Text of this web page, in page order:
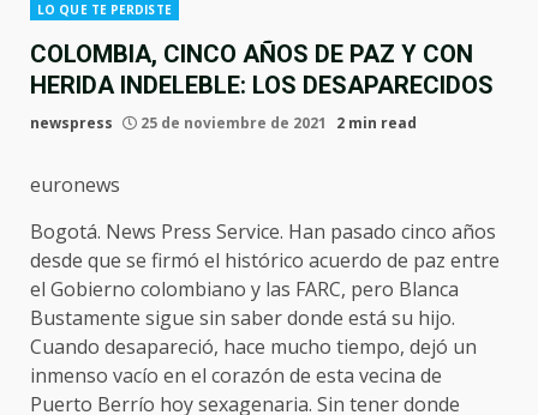
LO QUE TE PERDISTE
COLOMBIA, CINCO AÑOS DE PAZ Y CON
HERIDA INDELEBLE: LOS DESAPARECIDOS
newspress 25 de noviembre de 2021 2 min read
euronews
Bogotá. News Press Service. Han pasado cinco años
desde que se firmó el histórico acuerdo de paz entre
el Gobierno colombiano y las FARC, pero Blanca
Bustamente sigue sin saber donde está su hijo.
Cuando desapareció, hace mucho tiempo, dejó un
inmenso vacío en el corazón de esta vecina de
Puerto Berrío hoy sexagenaria. Sin tener donde